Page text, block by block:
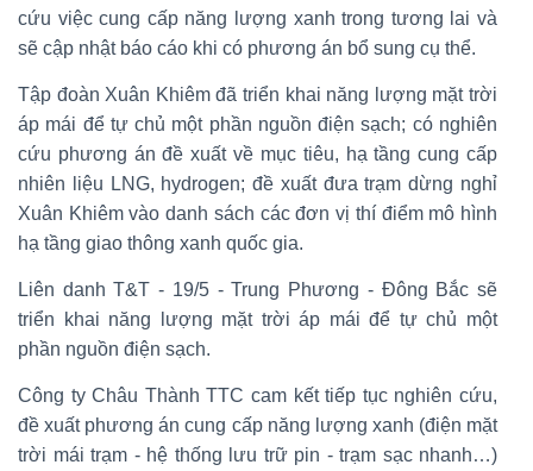
cứu việc cung cấp năng lượng xanh trong tương lai và
sẽ cập nhật báo cáo khi có phương án bổ sung cụ thể.
Tập đoàn Xuân Khiêm đã triển khai năng lượng mặt trời
áp mái để tự chủ một phần nguồn điện sạch; có nghiên
cứu phương án đề xuất về mục tiêu, hạ tầng cung cấp
nhiên liệu LNG, hydrogen; đề xuất đưa trạm dừng nghỉ
Xuân Khiêm vào danh sách các đơn vị thí điểm mô hình
hạ tầng giao thông xanh quốc gia.
Liên danh T&T - 19/5 - Trung Phương - Đông Bắc sẽ
triển khai năng lượng mặt trời áp mái để tự chủ một
phần nguồn điện sạch.
Công ty Châu Thành TTC cam kết tiếp tục nghiên cứu,
đề xuất phương án cung cấp năng lượng xanh (điện mặt
trời mái trạm - hệ thống lưu trữ pin - trạm sạc nhanh…)